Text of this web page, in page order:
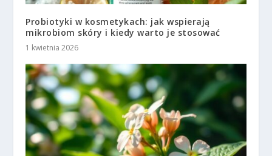
Probiotyki w kosmetykach: jak wspierają
mikrobiom skóry i kiedy warto je stosować
1 kwietnia 2026